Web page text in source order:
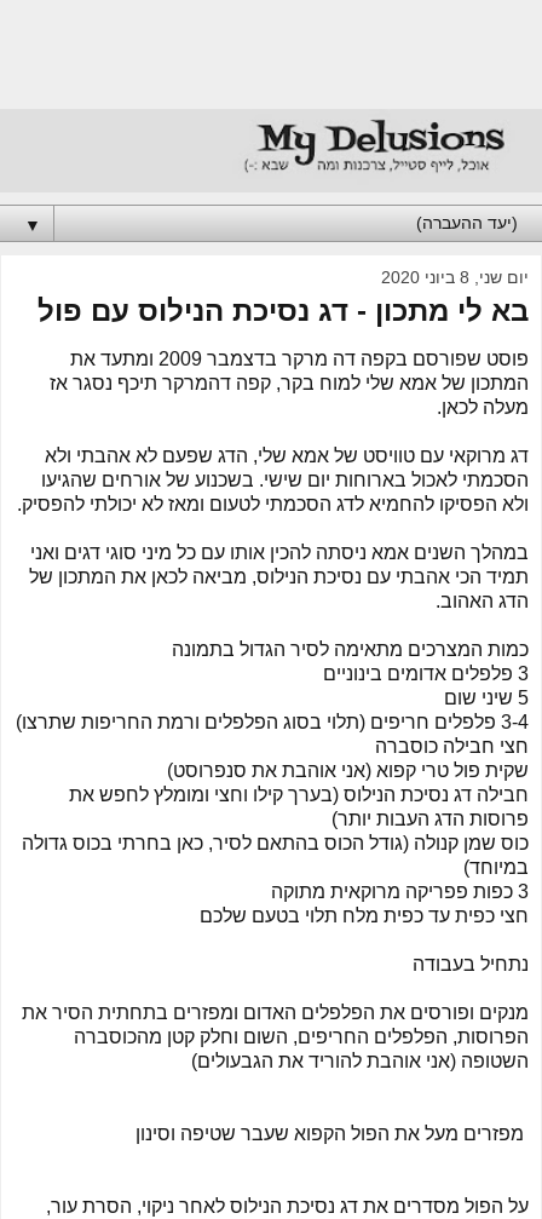
▼
יום שני, 8 ביוני 2020
בא לי מתכון - דג נסיכת הנילוס עם פול
פוסט שפורסם בקפה דה מרקר בדצמבר 2009 ומתעד את
המתכון של אמא שלי למוח בקר, קפה דהמרקר תיכף נסגר אז
מעלה לכאן.
דג מרוקאי עם טוויסט של אמא שלי, הדג שפעם לא אהבתי ולא
הסכמתי לאכול בארוחות יום שישי. בשכנוע של אורחים שהגיעו
ולא הפסיקו להחמיא לדג הסכמתי לטעום ומאז לא יכולתי להפסיק.
במהלך השנים אמא ניסתה להכין אותו עם כל מיני סוגי דגים ואני
תמיד הכי אהבתי עם נסיכת הנילוס, מביאה לכאן את המתכון של
הדג האהוב.
כמות המצרכים מתאימה לסיר הגדול בתמונה
3 פלפלים אדומים בינוניים
5 שיני שום
3-4 פלפלים חריפים (תלוי בסוג הפלפלים ורמת החריפות שתרצו)
חצי חבילה כוסברה
שקית פול טרי קפוא (אני אוהבת את סנפרוסט)
חבילה דג נסיכת הנילוס (בערך קילו וחצי ומומלץ לחפש את
פרוסות הדג העבות יותר)
כוס שמן קנולה (גודל הכוס בהתאם לסיר, כאן בחרתי בכוס גדולה
במיוחד)
3 כפות פפריקה מרוקאית מתוקה
חצי כפית עד כפית מלח תלוי בטעם שלכם
נתחיל בעבודה
מנקים ופורסים את הפלפלים האדום ומפזרים בתחתית הסיר את
הפרוסות, הפלפלים החריפים, השום וחלק קטן מהכוסברה
השטופה (אני אוהבת להוריד את הגבעולים)
מפזרים מעל את הפול הקפוא שעבר שטיפה וסינון
על הפול מסדרים את דג נסיכת הנילוס לאחר ניקוי, הסרת עור,